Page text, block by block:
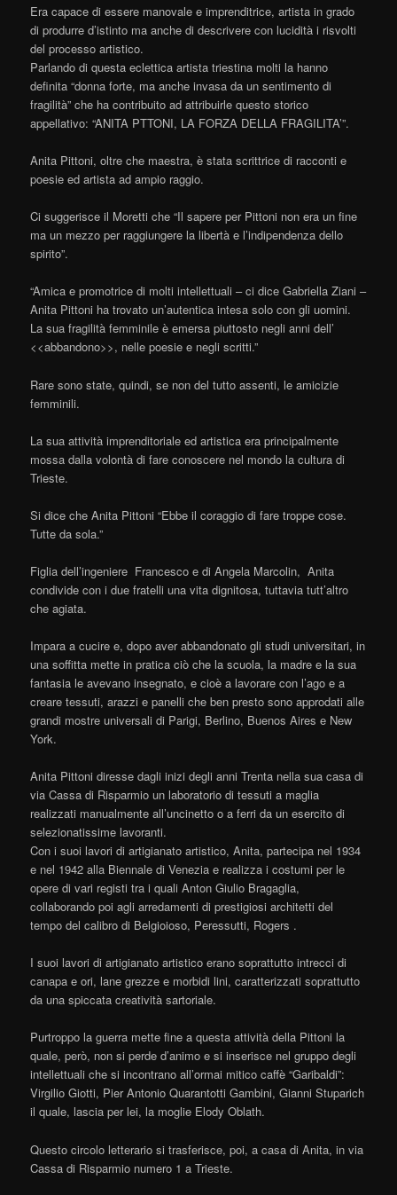
Era capace di essere manovale e imprenditrice, artista in grado
di produrre d’istinto ma anche di descrivere con lucidità i risvolti
del processo artistico.
Parlando di questa eclettica artista triestina molti la hanno
definita “donna forte, ma anche invasa da un sentimento di
fragilità” che ha contribuito ad attribuirle questo storico
appellativo: “ANITA PTTONI, LA FORZA DELLA FRAGILITA’”.
Anita Pittoni, oltre che maestra, è stata scrittrice di racconti e
poesie ed artista ad ampio raggio.
Ci suggerisce il Moretti che “Il sapere per Pittoni non era un fine
ma un mezzo per raggiungere la libertà e l’indipendenza dello
spirito”.
“Amica e promotrice di molti intellettuali – ci dice Gabriella Ziani –
Anita Pittoni ha trovato un’autentica intesa solo con gli uomini.
La sua fragilità femminile è emersa piuttosto negli anni dell’
<<abbandono>>, nelle poesie e negli scritti.”
Rare sono state, quindi, se non del tutto assenti, le amicizie
femminili.
La sua attività imprenditoriale ed artistica era principalmente
mossa dalla volontà di fare conoscere nel mondo la cultura di
Trieste.
Si dice che Anita Pittoni “Ebbe il coraggio di fare troppe cose.
Tutte da sola.”
Figlia dell’ingeniere Francesco e di Angela Marcolin, Anita
condivide con i due fratelli una vita dignitosa, tuttavia tutt’altro
che agiata.
Impara a cucire e, dopo aver abbandonato gli studi universitari, in
una soffitta mette in pratica ciò che la scuola, la madre e la sua
fantasia le avevano insegnato, e cioè a lavorare con l’ago e a
creare tessuti, arazzi e panelli che ben presto sono approdati alle
grandi mostre universali di Parigi, Berlino, Buenos Aires e New
York.
Anita Pittoni diresse dagli inizi degli anni Trenta nella sua casa di
via Cassa di Risparmio un laboratorio di tessuti a maglia
realizzati manualmente all’uncinetto o a ferri da un esercito di
selezionatissime lavoranti.
Con i suoi lavori di artigianato artistico, Anita, partecipa nel 1934
e nel 1942 alla Biennale di Venezia e realizza i costumi per le
opere di vari registi tra i quali Anton Giulio Bragaglia,
collaborando poi agli arredamenti di prestigiosi architetti del
tempo del calibro di Belgioioso, Peressutti, Rogers .
I suoi lavori di artigianato artistico erano soprattutto intrecci di
canapa e ori, lane grezze e morbidi lini, caratterizzati soprattutto
da una spiccata creatività sartoriale.
Purtroppo la guerra mette fine a questa attività della Pittoni la
quale, però, non si perde d’animo e si inserisce nel gruppo degli
intellettuali che si incontrano all’ormai mitico caffè “Garibaldi”:
Virgilio Giotti, Pier Antonio Quarantotti Gambini, Gianni Stuparich
il quale, lascia per lei, la moglie Elody Oblath.
Questo circolo letterario si trasferisce, poi, a casa di Anita, in via
Cassa di Risparmio numero 1 a Trieste.